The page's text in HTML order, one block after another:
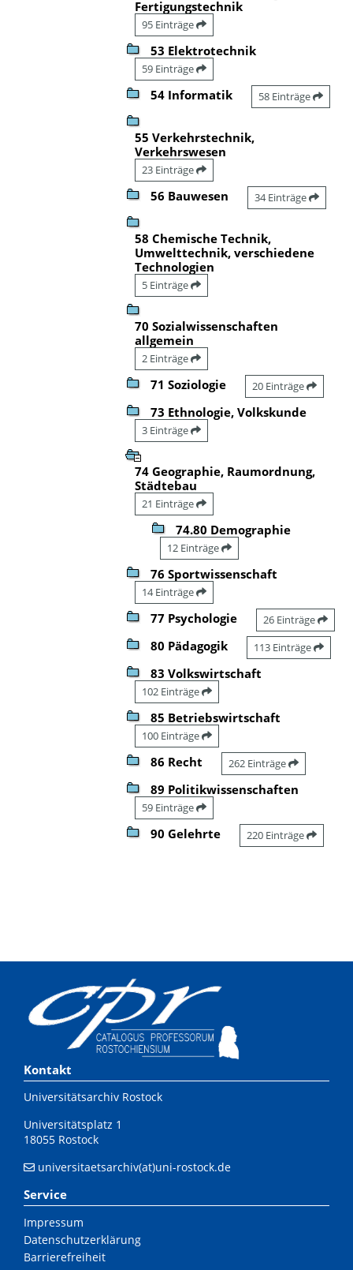
Fertigungstechnik
95 Einträge
53 Elektrotechnik
59 Einträge
54 Informatik 58 Einträge
55 Verkehrstechnik,
Verkehrswesen
23 Einträge
56 Bauwesen 34 Einträge
58 Chemische Technik,
Umwelttechnik, verschiedene
Technologien
5 Einträge
70 Sozialwissenschaften
allgemein
2 Einträge
71 Soziologie 20 Einträge
73 Ethnologie, Volkskunde
3 Einträge
74 Geographie, Raumordnung,
Städtebau
21 Einträge
74.80 Demographie
12 Einträge
76 Sportwissenschaft
14 Einträge
77 Psychologie 26 Einträge
80 Pädagogik 113 Einträge
83 Volkswirtschaft
102 Einträge
85 Betriebswirtschaft
100 Einträge
86 Recht 262 Einträge
89 Politikwissenschaften
59 Einträge
90 Gelehrte 220 Einträge
Kontakt
Universitätsarchiv Rostock
Universitätsplatz 1
18055 Rostock
universitaetsarchiv(at)uni-rostock.de
Service
Impressum
Datenschutzerklärung
Barrierefreiheit